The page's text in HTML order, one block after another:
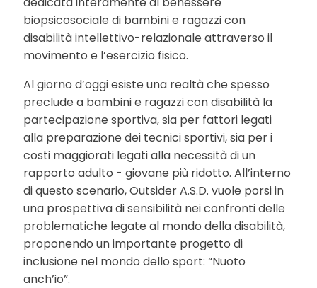
biopsicosociale di bambini e ragazzi con
disabilità intellettivo-relazionale attraverso il
movimento e l’esercizio fisico.
Al giorno d’oggi esiste una realtà che spesso
preclude a bambini e ragazzi con disabilità la
partecipazione sportiva, sia per fattori legati
alla preparazione dei tecnici sportivi, sia per i
costi maggiorati legati alla necessità di un
rapporto adulto - giovane più ridotto. All’interno
di questo scenario, Outsider A.S.D. vuole porsi in
una prospettiva di sensibilità nei confronti delle
problematiche legate al mondo della disabilità,
proponendo un importante progetto di
inclusione nel mondo dello sport: “Nuoto
anch’io”.